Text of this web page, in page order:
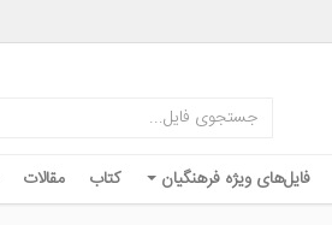
فایل‌های ویژه فرهنگیان کتاب مقالات